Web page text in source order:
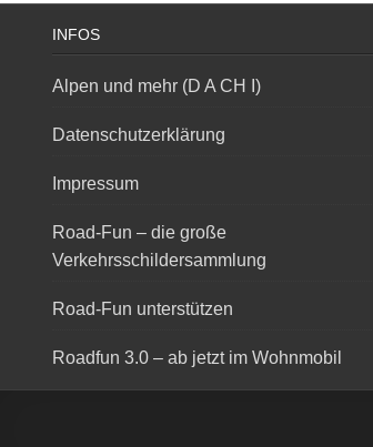
INFOS
Alpen und mehr (D A CH I)
Datenschutzerklärung
Impressum
Road-Fun – die große
Verkehrsschildersammlung
Road-Fun unterstützen
Roadfun 3.0 – ab jetzt im Wohnmobil